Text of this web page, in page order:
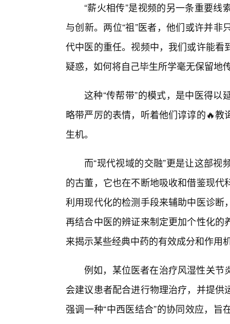
“薪火相传”是视频的另一条重要
与创新。两位“祖”医者，他们或许并
代中医的重任。视频中，我们或许能
疑惑，如何将自己毕生所学毫无保留地
这种“传帮带”的模式，是中医得
略带严厉的表情，听着他们谆谆的🔥
生机。
而“现代视域的交融”更是让这部
的古董，它也在不断地吸收和借鉴现
利用现代化的检测手段来辅助中医诊
再结合中医的辨证来制定更加个性化
来揭示某些经典中药的有效成分和作用
例如，某位医者在治疗风湿性关节
会建议患者配合进行物理治疗，并提
强调一种“中西医结合”的协同效应，